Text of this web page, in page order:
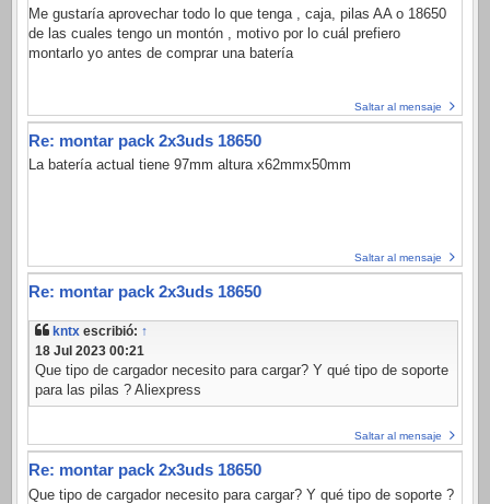
Me gustaría aprovechar todo lo que tenga , caja, pilas AA o 18650
de las cuales tengo un montón , motivo por lo cuál prefiero
montarlo yo antes de comprar una batería
Saltar al mensaje
Re: montar pack 2x3uds 18650
La batería actual tiene 97mm altura x62mmx50mm
Saltar al mensaje
Re: montar pack 2x3uds 18650
kntx escribió: ↑
18 Jul 2023 00:21
Que tipo de cargador necesito para cargar? Y qué tipo de soporte
para las pilas ? Aliexpress
Saltar al mensaje
Re: montar pack 2x3uds 18650
Que tipo de cargador necesito para cargar? Y qué tipo de soporte ?